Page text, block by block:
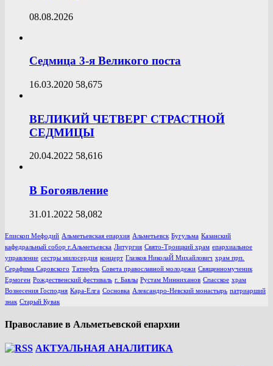
08.08.2026
Седмица 3-я Великого поста
16.03.2020 58,675
ВЕЛИКИЙ ЧЕТВЕРГ СТРАСТНОЙ
СЕДМИЦЫ
20.04.2022 58,616
В Богоявление
31.01.2022 58,082
Епископ Мефодий Альметьевская епархия Альметьевск Бугульма Казанский
кафедральный собор г.Альметьевска Литургия Свято-Троицкий храм епархиальное
управление сестры милосердия концерт Глазков НиколаЙ Михайлович храм прп.
Серафима Саровского Татнефть Совета православной молодежи Священномученик
Ермоген Рождественский фестиваль г. Бавлы Рустам Минниханов Спасское храм
Вознесения Господня Кара-Елга Сосновка Александро-Невский монастырь патриарший
знак Старый Кувак
Православие в Альметьевской епархии
АКТУАЛЬНАЯ АНАЛИТИКА